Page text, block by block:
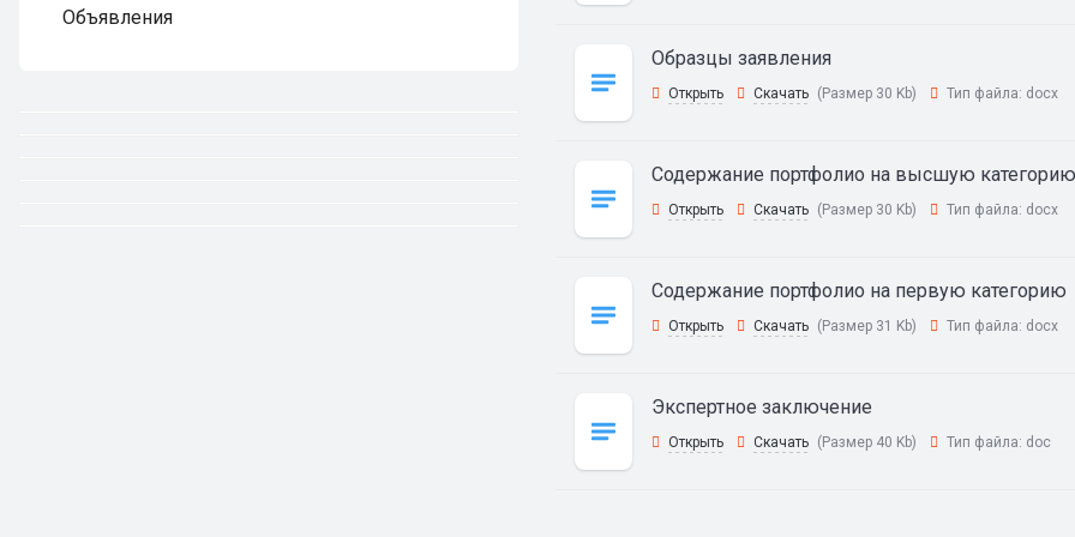
Объявления
Образцы заявления
Открыть Скачать (Размер 30 Kb) Тип файла: docx
Содержание портфолио на высшую категорию
Открыть Скачать (Размер 30 Kb) Тип файла: docx
Содержание портфолио на первую категорию
Открыть Скачать (Размер 31 Kb) Тип файла: docx
Экспертное заключение
Открыть Скачать (Размер 40 Kb) Тип файла: doc